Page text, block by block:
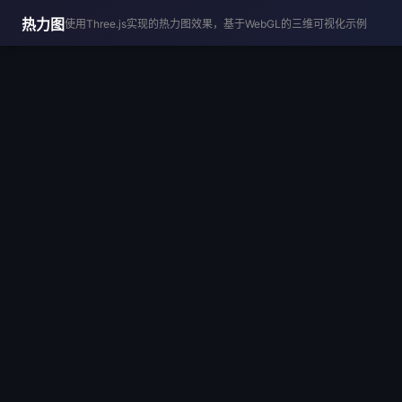
热力图使用Three.js实现的热力图效果，基于WebGL的三维可视化示例